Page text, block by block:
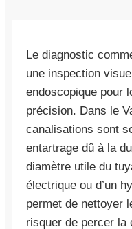
Le diagnostic
une inspection
endoscopique pour
précision. Dans le
canalisations sont
entartrage dû à la
diamètre utile du
électrique ou d’un
permet de nettoyer
risquer de percer la